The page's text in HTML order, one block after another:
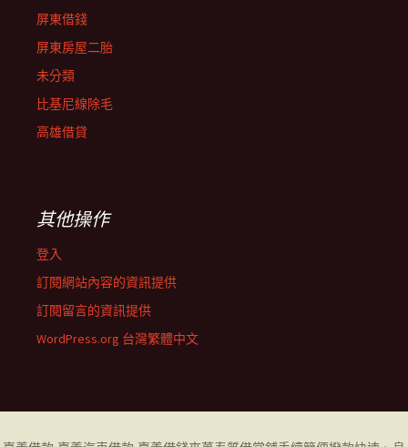
屏東借錢
屏東房屋二胎
未分類
比基尼線除毛
高雄借貸
其他操作
登入
訂閱網站內容的資訊提供
訂閱留言的資訊提供
WordPress.org 台灣繁體中文